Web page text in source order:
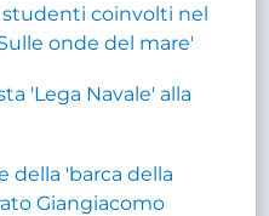
studenti coinvolti nel
onde del mare'
'Lega Navale' alla
della 'barca della
Giangiacomo